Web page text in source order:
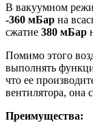
В вакуумном
-360 мБар на
сжатие 380 мБар
Помимо этого
выполнять
что ее
вентилятора, она
Преимущества: